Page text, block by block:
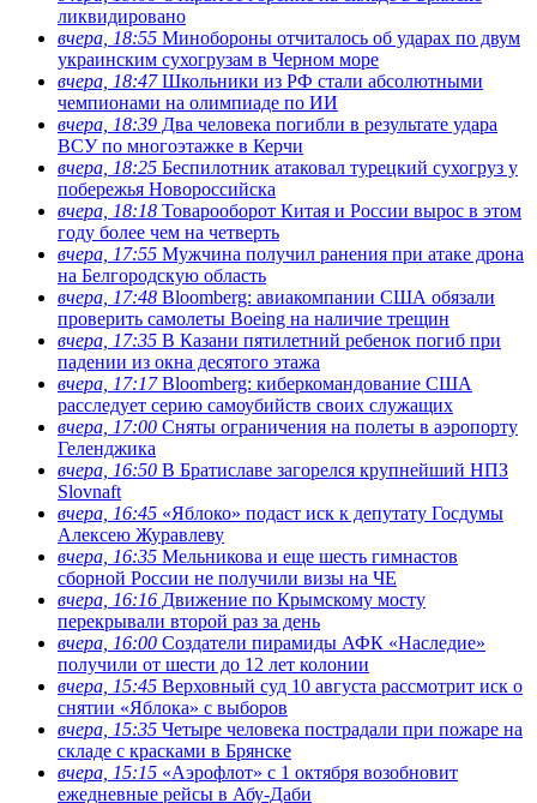
ликвидировано
вчера, 18:55 Минобороны отчиталось об ударах по двум
украинским сухогрузам в Черном море
вчера, 18:47Школьники из РФ стали абсолютными
чемпионами на олимпиаде по ИИ
вчера, 18:39 Два человека погибли в результате удара
ВСУ по многоэтажке в Керчи
вчера, 18:25 Беспилотник атаковал турецкий сухогруз у
побережья Новороссийска
вчера, 18:18 Товарооборот Китая и России вырос в этом
году более чем на четверть
вчера, 17:55 Мужчина получил ранения при атаке дрона
на Белгородскую область
вчера, 17:48 Bloomberg: авиакомпании США обязали
проверить самолеты Boeing на наличие трещин
вчера, 17:35 В Казани пятилетний ребенок погиб при
падении из окна десятого этажа
вчера, 17:17Bloomberg: киберкомандование США
расследует серию самоубийств своих служащих
вчера, 17:00 Сняты ограничения на полеты в аэропорту
Геленджика
вчера, 16:50 В Братиславе загорелся крупнейший НПЗ
Slovnaft
вчера, 16:45 «Яблоко» подаст иск к депутату Госдумы
Алексею Журавлеву
вчера, 16:35 Мельникова и еще шесть гимнастов
сборной России не получили визы на ЧЕ
вчера, 16:16 Движение по Крымскому мосту
перекрывали второй раз за день
вчера, 16:00 Создатели пирамиды АФК «Наследие»
получили от шести до 12 лет колонии
вчера, 15:45 Верховный суд 10 августа рассмотрит иск о
снятии «Яблока» с выборов
вчера, 15:35 Четыре человека пострадали при пожаре на
складе с красками в Брянске
вчера, 15:15 «Аэрофлот» с 1 октября возобновит
ежедневные рейсы в Абу-Даби